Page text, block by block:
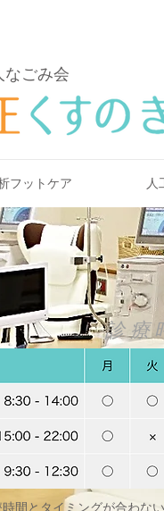
なごみ会
フットケア 人
診療
時間とタイミングが合わな